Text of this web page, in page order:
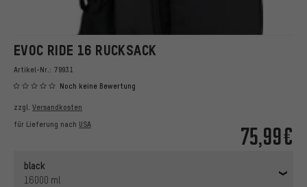
EVOC RIDE 16 RUCKSACK
Artikel-Nr.: 79931
Noch keine Bewertung
75,99€
zzgl. Versandkosten
für Lieferung nach USA
black
16000 ml